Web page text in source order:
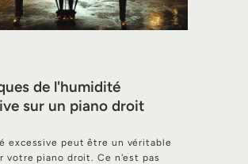
de l'humidité
sur un piano droit
excessive peut être un véritable
votre piano droit. Ce n'est pas